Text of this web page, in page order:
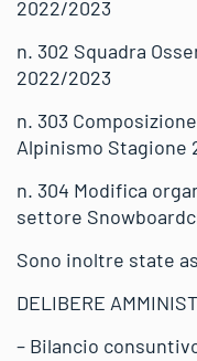
2022/2023
n. 302 Squadra
2022/2023
n. 303
Alpinismo Stagione
n. 304 Modifica
settore
Sono inoltre state
DELIBERE
– Bilancio